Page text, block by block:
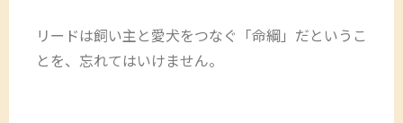
リードは飼い主と愛犬をつなぐ「命綱」だというこ
とを、忘れてはいけません。